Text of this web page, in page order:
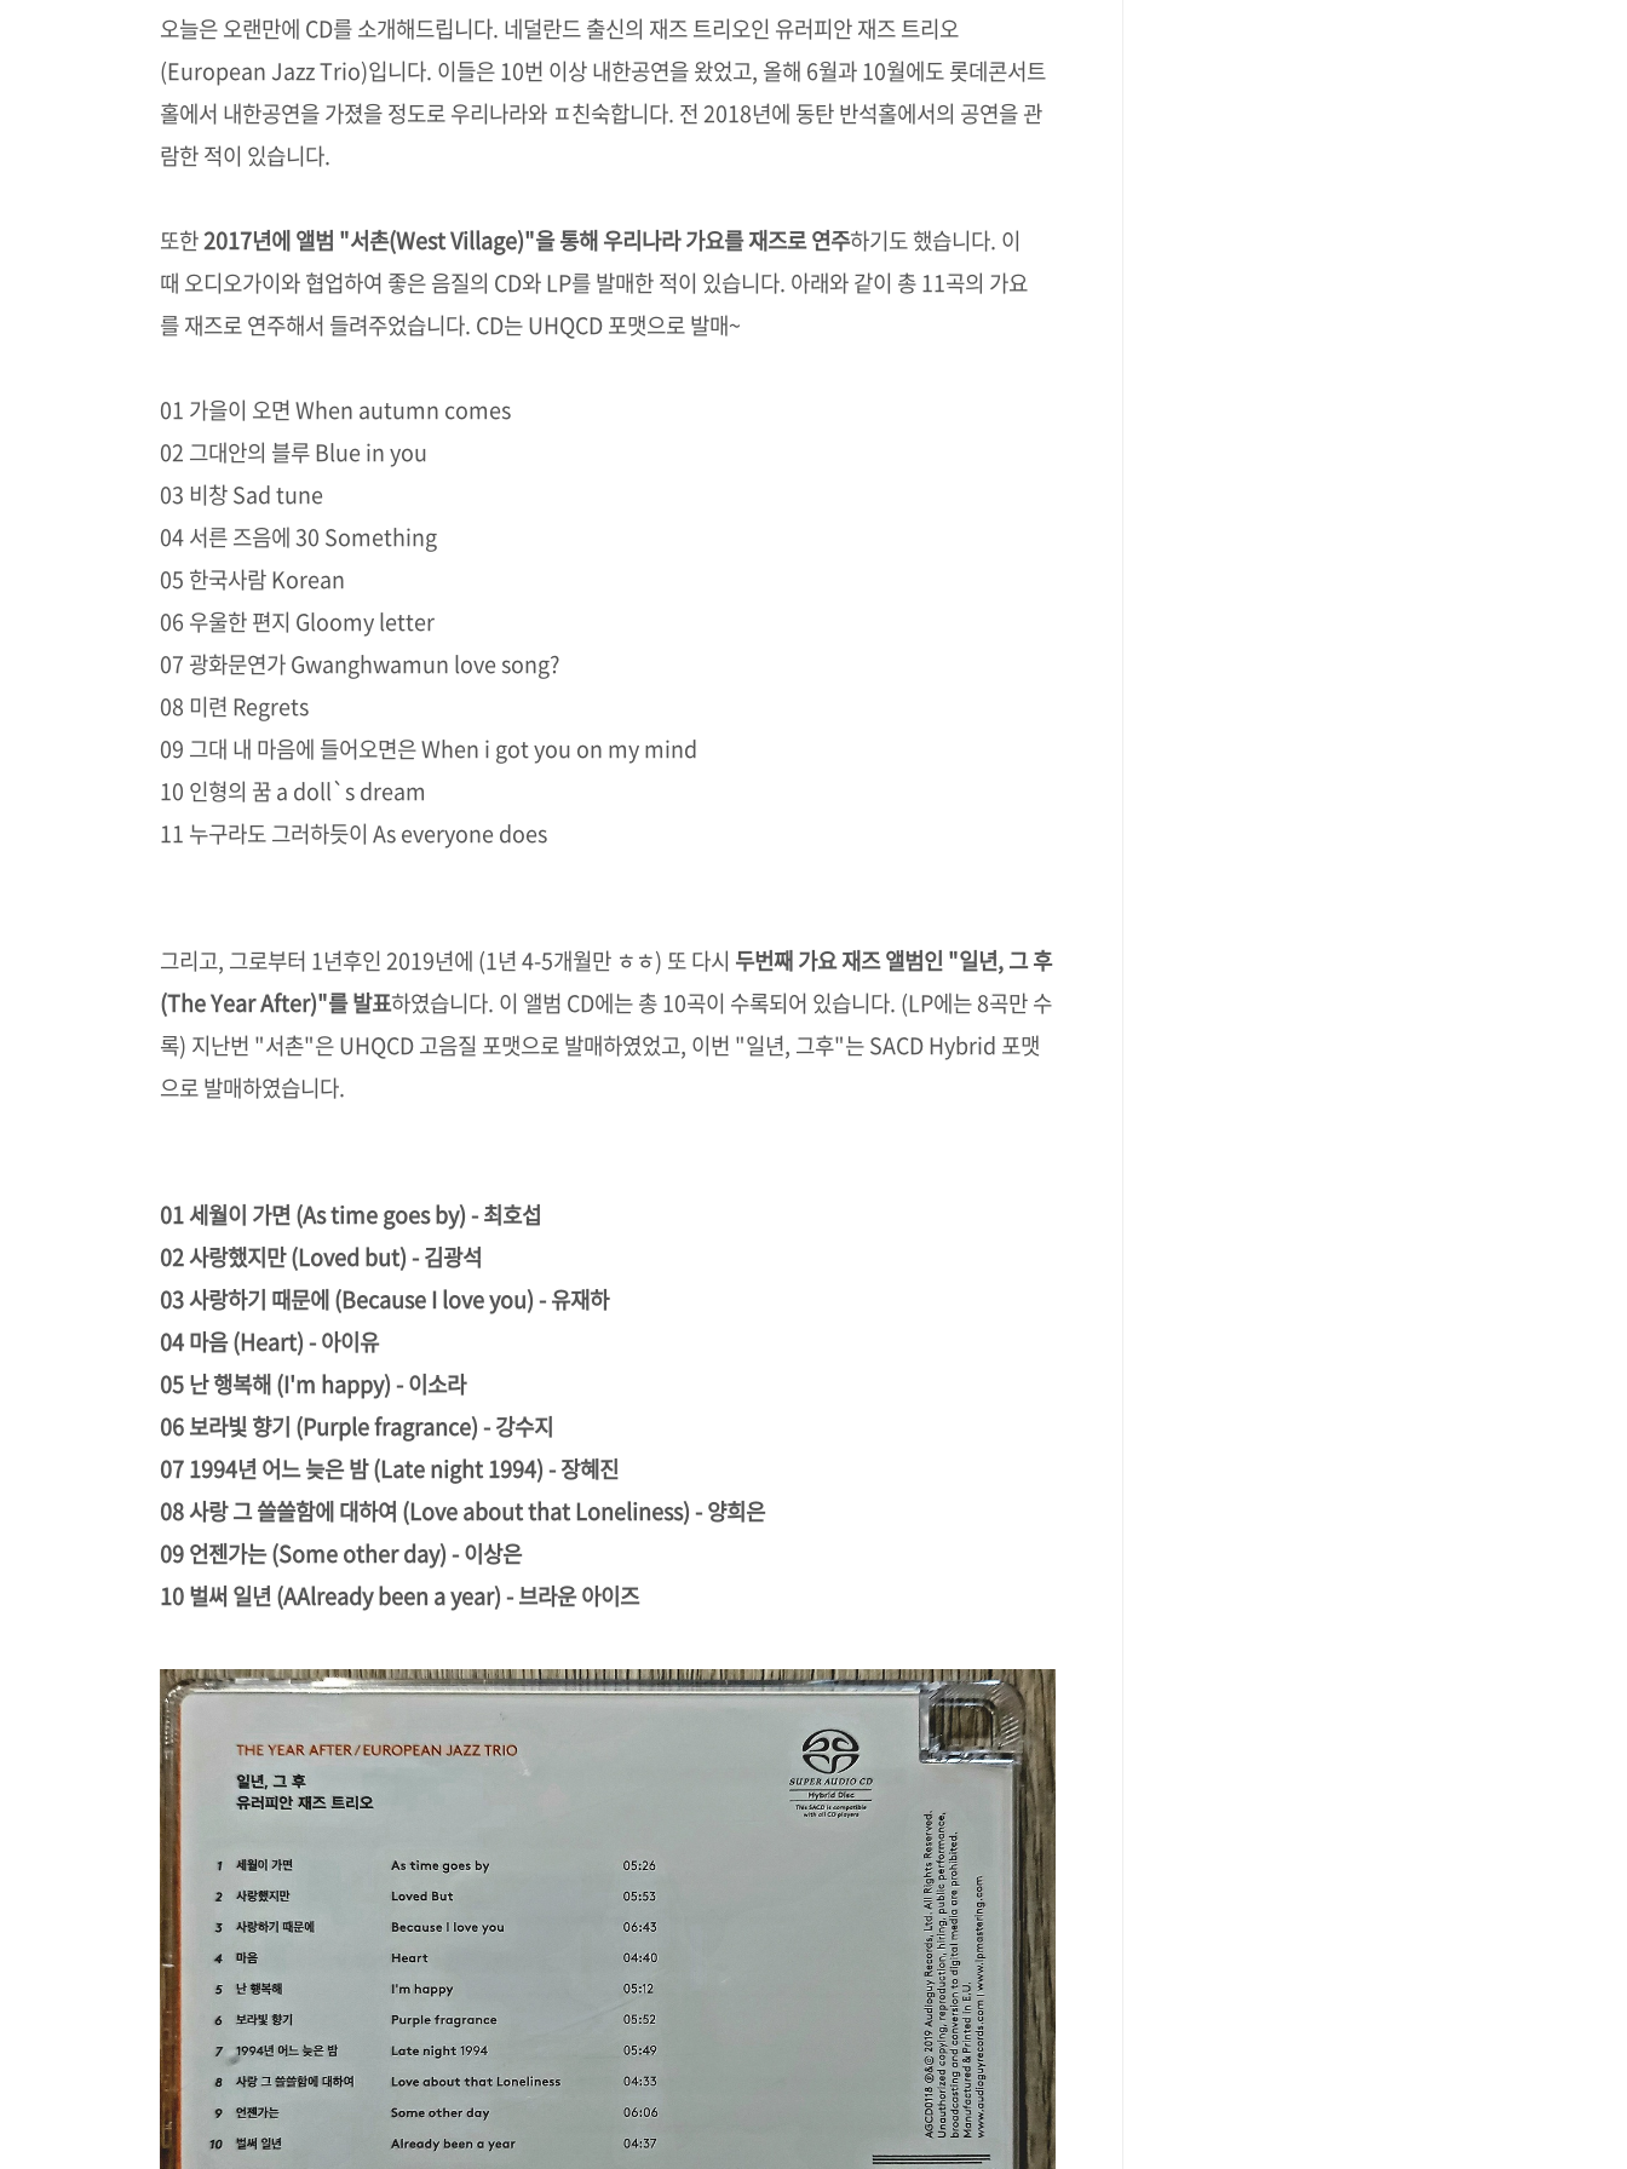
오늘은 오랜만에 CD를 소개해드립니다. 네덜란드 출신의 재즈 트리오인 유러피안 재즈 트리오
(European Jazz Trio)입니다. 이들은 10번 이상 내한공연을 왔었고, 올해 6월과 10월에도 롯데콘서트
홀에서 내한공연을 가졌을 정도로 우리나라와 ㅍ친숙합니다. 전 2018년에 동탄 반석홀에서의 공연을 관
람한 적이 있습니다.
또한2017년에 앨범 "서촌(West Village)"을 통해 우리나라 가요를 재즈로 연주하기도 했습니다. 이
때 오디오가이와 협업하여 좋은 음질의 CD와 LP를 발매한 적이 있습니다. 아래와 같이 총 11곡의 가요
를 재즈로 연주해서 들려주었습니다. CD는 UHQCD 포맷으로 발매~
01 가을이 오면 When autumn comes
02 그대안의 블루 Blue in you
03 비창 Sad tune
04 서른 즈음에 30 Something
05 한국사람 Korean
06 우울한 편지 Gloomy letter
07 광화문연가 Gwanghwamun love song?
08 미련 Regrets
09 그대 내 마음에 들어오면은 When i got you on my mind
10 인형의 꿈 a doll`s dream
11 누구라도 그러하듯이 As everyone does
그리고, 그로부터 1년후인 2019년에 (1년 4-5개월만 ㅎㅎ) 또 다시 두번째 가요 재즈 앨범인 "일년, 그 후
(The Year After)"를 발표하였습니다. 이 앨범 CD에는 총 10곡이 수록되어 있습니다. (LP에는 8곡만 수
록) 지난번 "서촌"은 UHQCD 고음질 포맷으로 발매하였었고, 이번 "일년, 그후"는 SACD Hybrid 포맷
으로 발매하였습니다.
01 세월이 가면 (As time goes by) - 최호섭
02 사랑했지만 (Loved but) - 김광석
03 사랑하기 때문에 (Because I love you) - 유재하
04 마음 (Heart) - 아이유
05 난 행복해 (I'm happy) - 이소라
06 보라빛 향기 (Purple fragrance) - 강수지
07 1994년 어느 늦은 밤 (Late night 1994) - 장혜진
08 사랑 그 쓸쓸함에 대하여 (Love about that Loneliness) - 양희은
09 언젠가는 (Some other day) - 이상은
10 벌써 일년 (AAlready been a year) - 브라운 아이즈